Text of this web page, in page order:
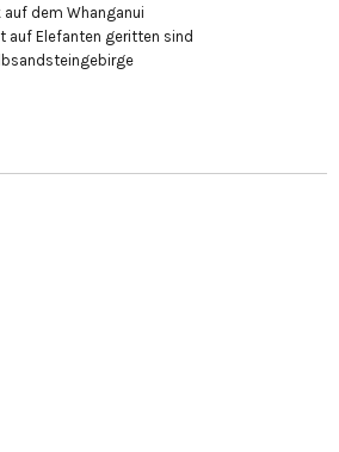
dem Whanganui
auf Elefanten geritten sind